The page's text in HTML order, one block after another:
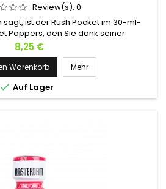
Review(s): 0
ist der Rush Pocket im 30-ml-
Poppers, den Sie dank seiner
Bruchgefahr überall hin mitnehmen
Amyl basierenden Herstellung ist es
perfekt für Benutzer, die nach
Effekten suchen.Der Rush
der als Top-Poppers...
Preis
8,25 €
Warenkorb Mehr
 Auf Lager